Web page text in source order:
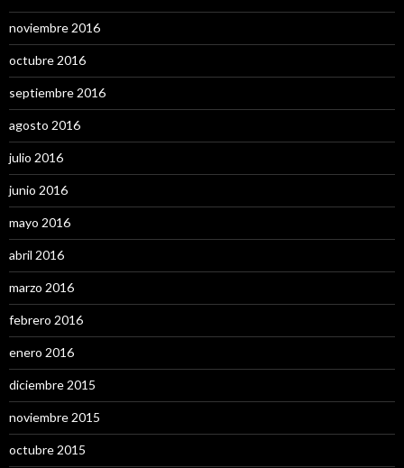
noviembre 2016
octubre 2016
septiembre 2016
agosto 2016
julio 2016
junio 2016
mayo 2016
abril 2016
marzo 2016
febrero 2016
enero 2016
diciembre 2015
noviembre 2015
octubre 2015